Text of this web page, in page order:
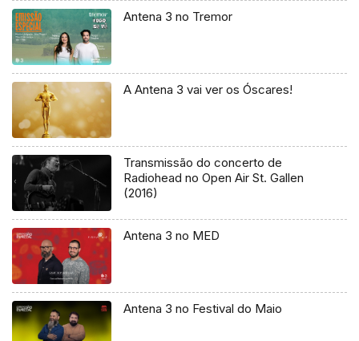
Antena 3 no Tremor
A Antena 3 vai ver os Óscares!
Transmissão do concerto de
Radiohead no Open Air St. Gallen
(2016)
Antena 3 no MED
Antena 3 no Festival do Maio